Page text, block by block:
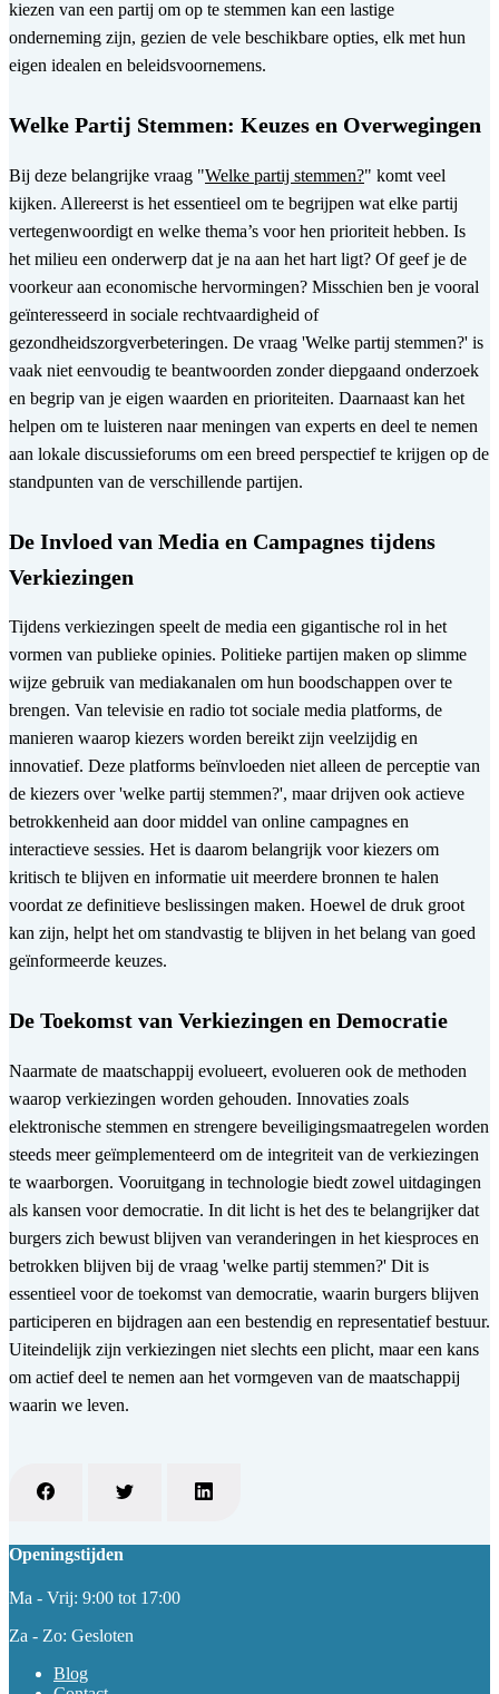
kiezen van een partij om op te stemmen kan een lastige
onderneming zijn, gezien de vele beschikbare opties, elk met hun
eigen idealen en beleidsvoornemens.
Welke Partij Stemmen: Keuzes en Overwegingen
Bij deze belangrijke vraag "Welke partij stemmen?" komt veel
kijken. Allereerst is het essentieel om te begrijpen wat elke partij
vertegenwoordigt en welke thema’s voor hen prioriteit hebben. Is
het milieu een onderwerp dat je na aan het hart ligt? Of geef je de
voorkeur aan economische hervormingen? Misschien ben je vooral
geïnteresseerd in sociale rechtvaardigheid of
gezondheidszorgverbeteringen. De vraag 'Welke partij stemmen?' is
vaak niet eenvoudig te beantwoorden zonder diepgaand onderzoek
en begrip van je eigen waarden en prioriteiten. Daarnaast kan het
helpen om te luisteren naar meningen van experts en deel te nemen
aan lokale discussieforums om een breed perspectief te krijgen op de
standpunten van de verschillende partijen.
De Invloed van Media en Campagnes tijdens
Verkiezingen
Tijdens verkiezingen speelt de media een gigantische rol in het
vormen van publieke opinies. Politieke partijen maken op slimme
wijze gebruik van mediakanalen om hun boodschappen over te
brengen. Van televisie en radio tot sociale media platforms, de
manieren waarop kiezers worden bereikt zijn veelzijdig en
innovatief. Deze platforms beïnvloeden niet alleen de perceptie van
de kiezers over 'welke partij stemmen?', maar drijven ook actieve
betrokkenheid aan door middel van online campagnes en
interactieve sessies. Het is daarom belangrijk voor kiezers om
kritisch te blijven en informatie uit meerdere bronnen te halen
voordat ze definitieve beslissingen maken. Hoewel de druk groot
kan zijn, helpt het om standvastig te blijven in het belang van goed
geïnformeerde keuzes.
De Toekomst van Verkiezingen en Democratie
Naarmate de maatschappij evolueert, evolueren ook de methoden
waarop verkiezingen worden gehouden. Innovaties zoals
elektronische stemmen en strengere beveiligingsmaatregelen worden
steeds meer geïmplementeerd om de integriteit van de verkiezingen
te waarborgen. Vooruitgang in technologie biedt zowel uitdagingen
als kansen voor democratie. In dit licht is het des te belangrijker dat
burgers zich bewust blijven van veranderingen in het kiesproces en
betrokken blijven bij de vraag 'welke partij stemmen?' Dit is
essentieel voor de toekomst van democratie, waarin burgers blijven
participeren en bijdragen aan een bestendig en representatief bestuur.
Uiteindelijk zijn verkiezingen niet slechts een plicht, maar een kans
om actief deel te nemen aan het vormgeven van de maatschappij
waarin we leven.
Openingstijden
Ma - Vrij: 9:00 tot 17:00
Za - Zo: Gesloten
Blog